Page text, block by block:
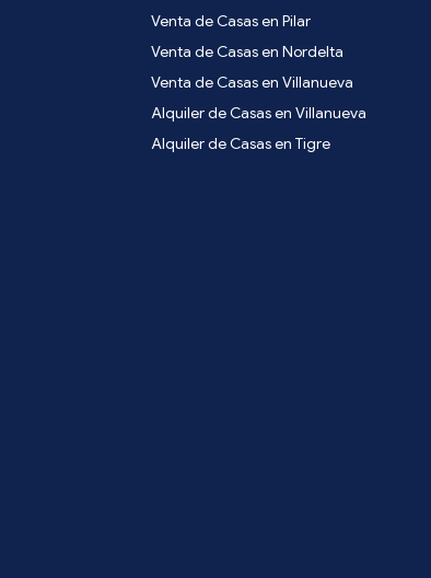
Venta de Casas en Pilar
Venta de Casas en Nordelta
Venta de Casas en Villanueva
Alquiler de Casas en Villanueva
Alquiler de Casas en Tigre